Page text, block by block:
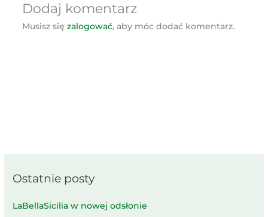
Dodaj komentarz
Musisz się zalogować, aby móc dodać komentarz.
Ostatnie posty
LaBellaSicilia w nowej odsłonie